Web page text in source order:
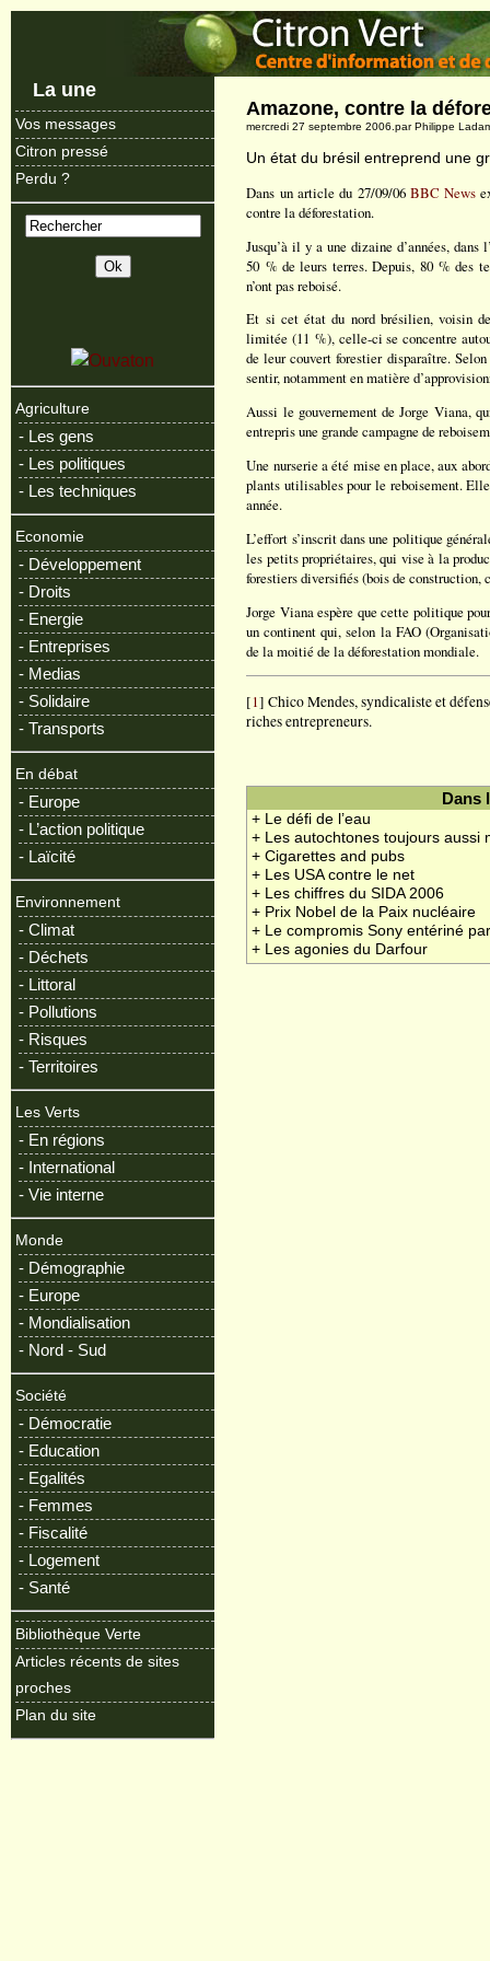
La une
Vos messages
Citron pressé
Perdu ?
Agriculture
- Les gens
- Les politiques
- Les techniques
Economie
- Développement
- Droits
- Energie
- Entreprises
- Medias
- Solidaire
- Transports
En débat
- Europe
- L’action politique
- Laïcité
Environnement
- Climat
- Déchets
- Littoral
- Pollutions
- Risques
- Territoires
Les Verts
- En régions
- International
- Vie interne
Monde
- Démographie
- Europe
- Mondialisation
- Nord - Sud
Société
- Démocratie
- Education
- Egalités
- Femmes
- Fiscalité
- Logement
- Santé
Bibliothèque Verte
Articles récents de sites
proches
Plan du site
Amazone, contre la
mercredi 27 septembre 2006.par Philippe
Un état du brésil entreprend une
Dans un article du 27/09/06 BBC News
contre la déforestation.
Jusqu’à il y a une dizaine d’années,
50 % de leurs terres. Depuis, 80 % des
n’ont pas reboisé.
Et si cet état du nord brésilien, voisin
limitée (11 %), celle-ci se concentre
de leur couvert forestier disparaître.
sentir, notamment en matière
Aussi le gouvernement de Jorge Viana,
entrepris une grande campagne de
Une nurserie a été mise en place, aux
plants utilisables pour le reboisement.
année.
L’effort s’inscrit dans une politique
les petits propriétaires, qui vise à la
forestiers diversifiés (bois de construction,
Jorge Viana espère que cette politique
un continent qui, selon la FAO
de la moitié de la déforestation mondiale.
[1] Chico Mendes, syndicaliste et
riches entrepreneurs.
Dans
+ Le défi de l’eau
+ Les autochtones toujours aussi
+ Cigarettes and pubs
+ Les USA contre le net
+ Les chiffres du SIDA 2006
+ Prix Nobel de la Paix nucléaire
+ Le compromis Sony entériné
+ Les agonies du Darfour